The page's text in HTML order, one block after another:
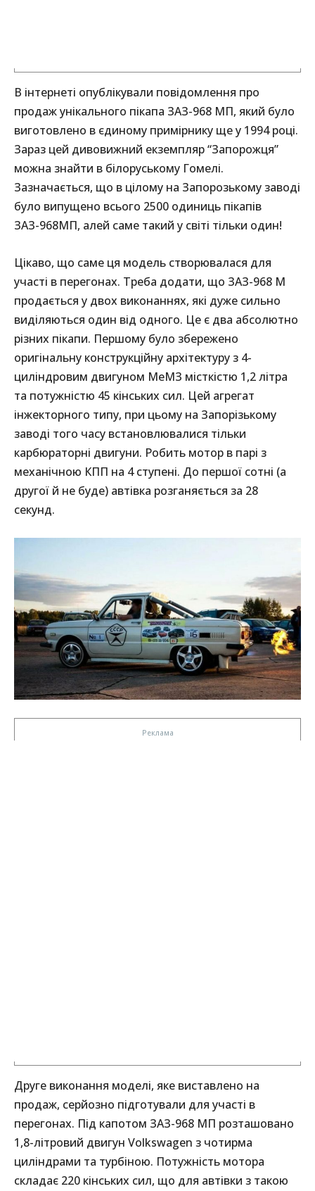
В інтернеті опублікували повідомлення про
продаж унікального пікапа ЗАЗ-968 МП, який було
виготовлено в єдиному примірнику ще у 1994 році.
Зараз цей дивовижний екземпляр “Запорожця”
можна знайти в білоруському Гомелі.
Зазначається, що в цілому на Запорозькому заводі
було випущено всього 2500 одиниць пікапів
ЗАЗ-968МП, алей саме такий у світі тільки один!
Цікаво, що саме ця модель створювалася для
участі в перегонах. Треба додати, що ЗАЗ-968 М
продається у двох виконаннях, які дуже сильно
виділяються один від одного. Це є два абсолютно
різних пікапи. Першому було збережено
оригінальну конструкційну архітектуру з 4-
циліндровим двигуном МеМЗ місткістю 1,2 літра
та потужністю 45 кінських сил. Цей агрегат
інжекторного типу, при цьому на Запорізькому
заводі того часу встановлювалися тільки
карбюраторні двигуни. Робить мотор в парі з
механічною КПП на 4 ступені. До першої сотні (а
другої й не буде) автівка розганяється за 28
секунд.
Друге виконання моделі, яке виставлено на
продаж, серйозно підготували для участі в
перегонах. Під капотом ЗАЗ-968 МП розташовано
1,8-літровий двигун Volkswagen з чотирма
циліндрами та турбіною. Потужність мотора
складає 220 кінських сил, що для автівки з такою